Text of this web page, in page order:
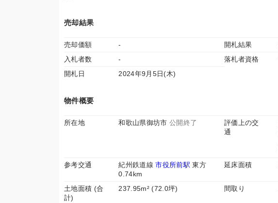
売却結果
売却価額 - 開札結果
入札者数
- 落札者資格
開札日
2024年9月5日(木)
物件概要
所在地 和歌山県御坊市 公開終了
評価上の交
通
参考交通
紀州鉄道線市役所前駅 東方
0.74km
延床面積
土地面積 (合
計)
237.95m² (72.0坪) 間取り